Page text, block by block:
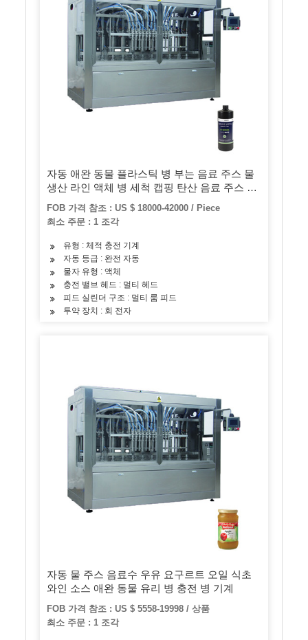
자동 애완 동물 플라스틱 병 부는 음료 주스 물
생산 라인 액체 병 세척 캡핑 탄산 음료 주스 병
에 채워 넣는 기계
FOB 가격 참조 : US $ 18000-42000 / Piece
최소 주문 : 1 조각
유형 : 체적 충전 기계
자동 등급 : 완전 자동
물자 유형 : 액체
충전 밸브 헤드 : 멀티 헤드
피드 실린더 구조 : 멀티 룸 피드
투약 장치 : 회 전자
자동 물 주스 음료수 우유 요구르트 오일 식초
와인 소스 애완 동물 유리 병 충전 병 기계
FOB 가격 참조 : US $ 5558-19998 / 상품
최소 주문 : 1 조각